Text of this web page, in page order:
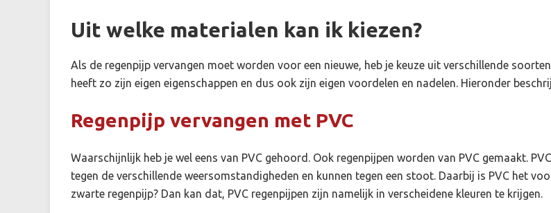
Uit welke materialen kan ik kiezen?
Als de regenpijp vervangen moet worden voor een nieuwe, heb je keuze uit verschillende
heeft zo zijn eigen eigenschappen en dus ook zijn eigen voordelen en nadelen. Hieronder
Regenpijp vervangen met PVC
Waarschijnlijk heb je wel eens van PVC gehoord. Ook regenpijpen worden van PVC gemaakt.
tegen de verschillende weersomstandigheden en kunnen tegen een stoot. Daarbij is PVC het
zwarte regenpijp? Dan kan dat, PVC regenpijpen zijn namelijk in verscheidene kleuren te krijgen.